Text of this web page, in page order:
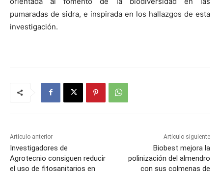
pumaradas de sidra, e inspirada en los hallazgos de esta
investigación.
Artículo anterior
Investigadores de
Agrotecnio consiguen reducir
el uso de fitosanitarios en
Artículo siguiente
Biobest mejora la
polinización del almendro
con sus colmenas de